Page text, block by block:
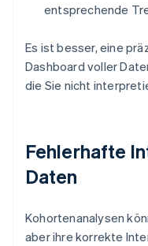
entsprechende
Es ist besser, eine
Dashboard voller
die Sie nicht
Fehlerhafte
Daten
Kohortenanalysen
aber ihre korrekte